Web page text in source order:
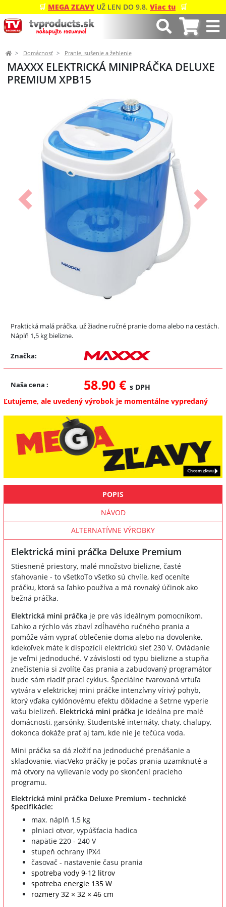
🛒 MEGA ZĽAVY UŽ LEN DO 9.8. Viac tu 🛒
Domácnosť Pranie, sušenie a žehlenie
MAXXX ELEKTRICKÁ MINIPRÁČKA DELUXE
PREMIUM XPB15
Predchádzajúci Ďalší
Praktická malá práčka, už žiadne ručné pranie doma alebo na cestách.
Náplň 1,5 kg bielizne.
Značka:
Naša cena : 58.90 € s DPH
Ľutujeme, ale uvedený výrobok je momentálne vypredaný
POPIS
NÁVOD
ALTERNATÍVNE VÝROBKY
Elektrická mini práčka Deluxe Premium
Stiesnené priestory, malé množstvo bielizne, časté
sťahovanie - to všetkoTo všetko sú chvíle, keď oceníte
práčku, ktorá sa ľahko používa a má rovnaký účinok ako
bežná práčka.
Elektrická mini práčka je pre vás ideálnym pomocníkom.
Ľahko a rýchlo vás zbaví zdĺhavého ručného prania a
pomôže vám vyprať oblečenie doma alebo na dovolenke,
kdekoľvek máte k dispozícii elektrickú sieť 230 V. Ovládanie
je veľmi jednoduché. V závislosti od typu bielizne a stupňa
znečistenia si zvolíte čas prania a zabudovaný programátor
bude sám riadiť prací cyklus. Špeciálne tvarovaná vrtuľa
vytvára v elektrickej mini práčke intenzívny vírivý pohyb,
ktorý vďaka cyklónovému efektu dôkladne a šetrne vyperie
vašu bielizeň. Elektrická mini práčka je ideálna pre malé
domácnosti, garsónky, študentské internáty, chaty, chalupy,
dokonca dokáže prať aj tam, kde nie je tečúca voda.
Mini práčka sa dá zložiť na jednoduché prenášanie a
skladovanie, viacVeko práčky je počas prania uzamknuté a
má otvory na vylievanie vody po skončení pracieho
programu.
Elektrická mini práčka Deluxe Premium - technické
špecifikácie:
max. náplň 1,5 kg
plniaci otvor, vypúšťacia hadica
napätie 220 - 240 V
stupeň ochrany IPX4
časovač - nastavenie času prania
spotreba vody 9-12 litrov
spotreba energie 135 W
rozmery 32 × 32 × 46 cm